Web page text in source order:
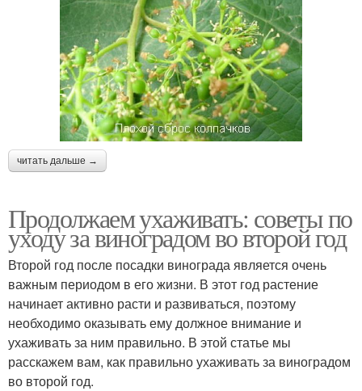
читать дальше →
Продолжаем ухаживать: советы по
уходу за виноградом во второй год
Второй год после посадки винограда является очень
важным периодом в его жизни. В этот год растение
начинает активно расти и развиваться, поэтому
необходимо оказывать ему должное внимание и
ухаживать за ним правильно. В этой статье мы
расскажем вам, как правильно ухаживать за виноградом
во второй год.